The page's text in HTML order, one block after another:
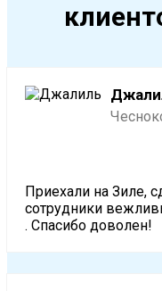
Приехали на Зиле,
сотрудники
. Спасибо доволен!